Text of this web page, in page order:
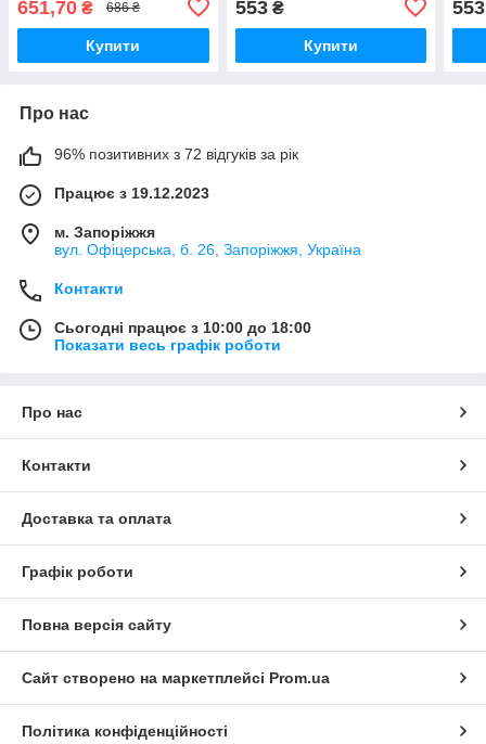
Antipelliculaire Grasses,
200 мл
651,70 ₴ 686 ₴
Купити
553₴
Купити
553
Про нас
96% позитивних з 72 відгуків за рік
Працює з 19.12.2023
м. Запоріжжя
вул. Офіцерська, б. 26, Запоріжжя, Україна
Контакти
Сьогодні працює з 10:00 до 18:00
Показати весь графік роботи
Про нас
Контакти
Доставка та оплата
Графік роботи
Повна версія сайту
Сайт створено на маркетплейсі Prom.ua
Політика конфіденційності